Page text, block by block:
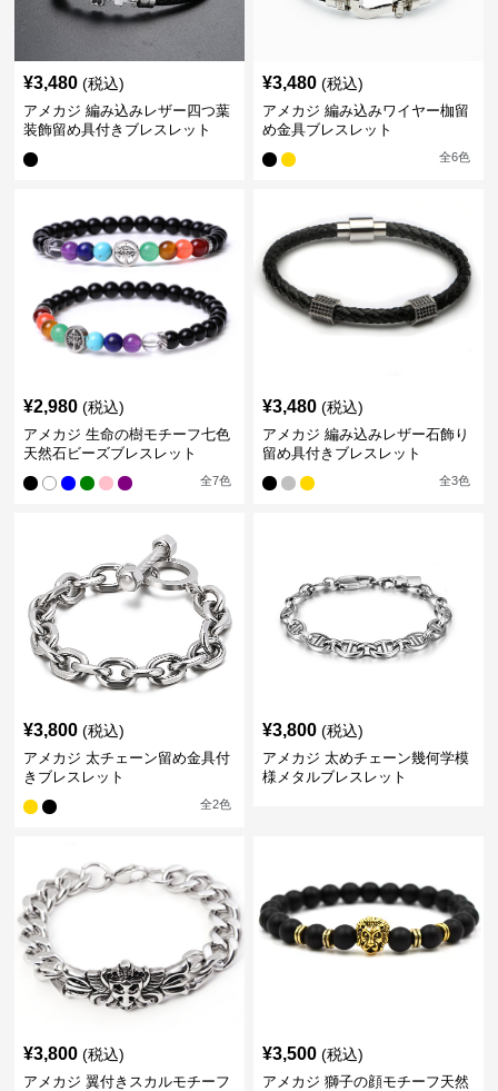
¥3,480 (税込)
アメカジ 編み込みレザー四つ葉
装飾留め具付きブレスレット
¥3,480 (税込)
アメカジ 編み込みワイヤー枷留
め金具ブレスレット
全6色
¥2,980 (税込)
アメカジ 生命の樹モチーフ七色
天然石ビーズブレスレット
全7色
¥3,480 (税込)
アメカジ 編み込みレザー石飾り
留め具付きブレスレット
全3色
¥3,800 (税込)
アメカジ 太チェーン留め金具付
きブレスレット
全2色
¥3,800 (税込)
アメカジ 太めチェーン幾何学模
様メタルブレスレット
¥3,800 (税込)
アメカジ 翼付きスカルモチーフ
¥3,500 (税込)
アメカジ 獅子の顔モチーフ天然